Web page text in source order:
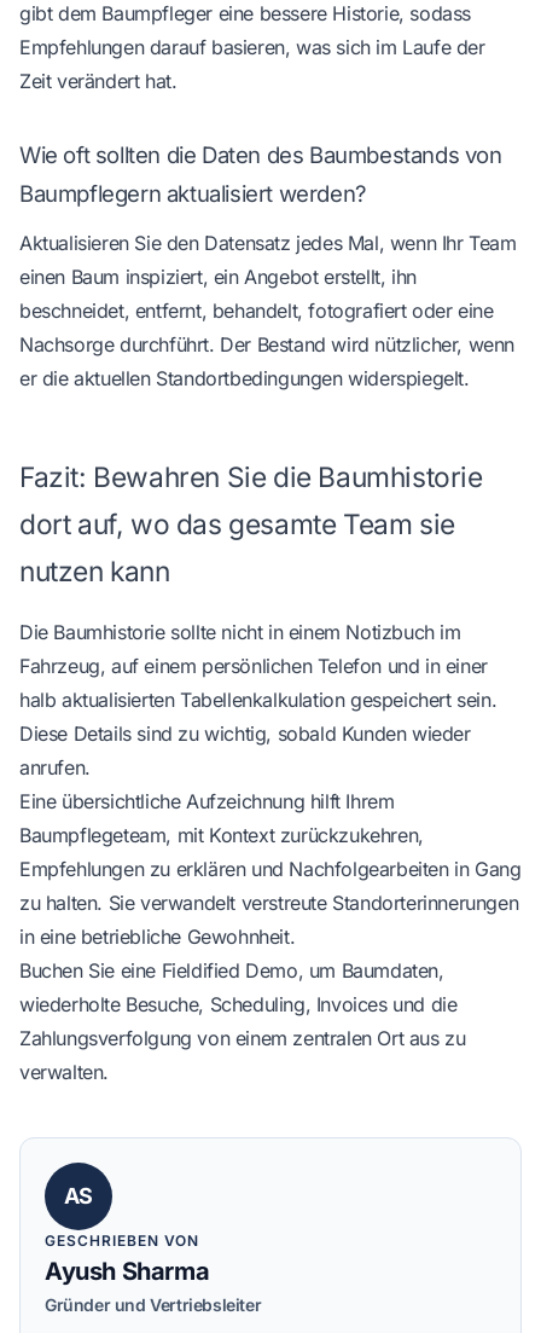
gibt dem Baumpfleger eine bessere Historie, sodass
Empfehlungen darauf basieren, was sich im Laufe der
Zeit verändert hat.
Wie oft sollten die Daten des Baumbestands von
Baumpflegern aktualisiert werden?
Aktualisieren Sie den Datensatz jedes Mal, wenn Ihr Team
einen Baum inspiziert, ein Angebot erstellt, ihn
beschneidet, entfernt, behandelt, fotografiert oder eine
Nachsorge durchführt. Der Bestand wird nützlicher, wenn
er die aktuellen Standortbedingungen widerspiegelt.
Fazit: Bewahren Sie die Baumhistorie
dort auf, wo das gesamte Team sie
nutzen kann
Die Baumhistorie sollte nicht in einem Notizbuch im
Fahrzeug, auf einem persönlichen Telefon und in einer
halb aktualisierten Tabellenkalkulation gespeichert sein.
Diese Details sind zu wichtig, sobald Kunden wieder
anrufen.
Eine übersichtliche Aufzeichnung hilft Ihrem
Baumpflegeteam, mit Kontext zurückzukehren,
Empfehlungen zu erklären und Nachfolgearbeiten in Gang
zu halten. Sie verwandelt verstreute Standorterinnerungen
in eine betriebliche Gewohnheit.
Buchen Sie eine Fieldified Demo, um Baumdaten,
wiederholte Besuche, Scheduling, Invoices und die
Zahlungsverfolgung von einem zentralen Ort aus zu
verwalten.
AS
GESCHRIEBEN VON
Ayush Sharma
Gründer und Vertriebsleiter